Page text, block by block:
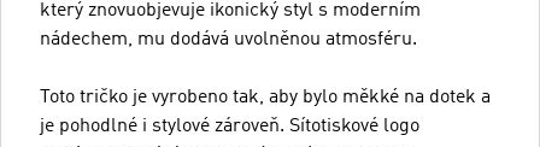
který znovuobjevuje ikonický styl s moderním
nádechem, mu dodává uvolněnou atmosféru.
Toto tričko je vyrobeno tak, aby bylo měkké na dotek a
je pohodlné i stylové zároveň. Sítotiskové logo